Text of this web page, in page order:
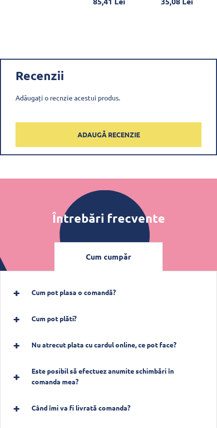
Recenzii
Adăugați o recnzie acestui produs.
ADAUGĂ RECENZIE
Întrebări frecvente
Cum cumpăr
Cum pot plasa o comandă?
Cum pot plăti?
Nu atrecut plata cu cardul online, ce pot face?
Este posibil să efectuez anumite schimbări în
comanda mea?
Când îmi va fi livrată comanda?